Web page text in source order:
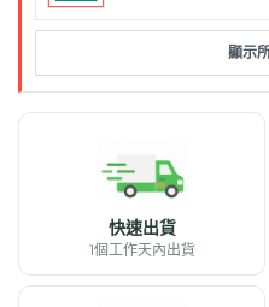
顯示
快速出貨
1個工作天內出貨